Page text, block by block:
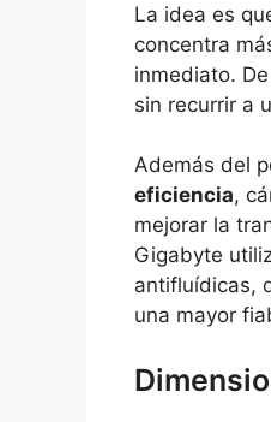
La idea es
concentra
inmediato.
sin recurrir a
Además del
eficiencia,
mejorar la
Gigabyte
antifluídicas,
una mayor